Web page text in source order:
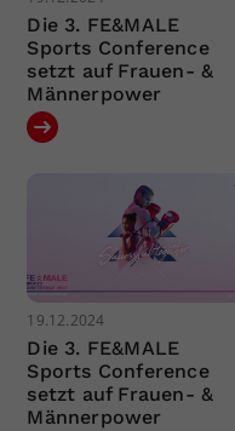
Die 3. FE&MALE
Sports Conference
setzt auf Frauen- &
Männerpower
19.12.2024
Die 3. FE&MALE
Sports Conference
setzt auf Frauen- &
Männerpower